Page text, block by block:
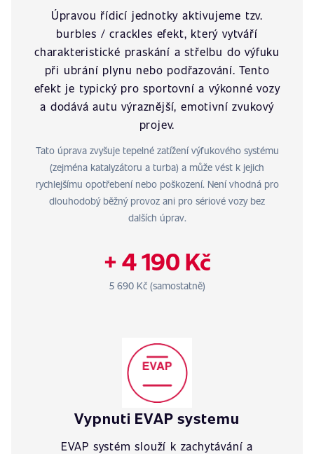
Úpravou řídicí jednotky aktivujeme tzv.
burbles / crackles efekt, který vytváří
charakteristické praskání a střelbu do výfuku
při ubrání plynu nebo podřazování. Tento
efekt je typický pro sportovní a výkonné vozy
a dodává autu výraznější, emotivní zvukový
projev.
Tato úprava zvyšuje tepelné zatížení výfukového systému
(zejména katalyzátoru a turba) a může vést k jejich
rychlejšímu opotřebení nebo poškození. Není vhodná pro
dlouhodobý běžný provoz ani pro sériové vozy bez
dalších úprav.
+ 4 190 Kč
5 690 Kč (samostatně)
Vypnuti EVAP systemu
EVAP systém slouží k zachytávání a